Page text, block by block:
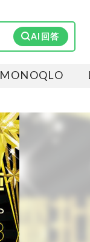
AI回答
MONOQLO